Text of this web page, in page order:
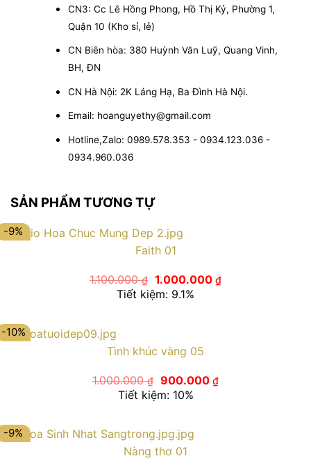
CN3: Cc Lê Hồng Phong, Hồ Thị Kỷ, Phường 1,
Quận 10 (Kho sỉ, lẻ)
CN Biên hòa: 380 Huỳnh Văn Luỹ, Quang Vinh,
BH, ĐN
CN Hà Nội: 2K Láng Hạ, Ba Đình Hà Nội.
Email: hoanguyethy@gmail.com
Hotline,Zalo: 0989.578.353 - 0934.123.036 -
0934.960.036
SẢN PHẨM TƯƠNG TỰ
-9%
Faith 01
1.100.000₫ Giá
gốc
là:
1.000.000 ₫Giá
hiện
Tiết kiệm: 9.1%
-10%
Tình khúc vàng 05
1.000.000₫ Giá
gốc
là:
900.000 ₫Giá
hiện
Tiết kiệm: 10%
-9%
Nàng thơ 01